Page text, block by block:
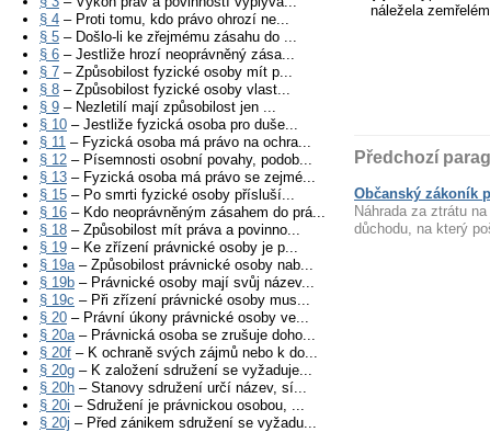
§ 4 – Proti tomu, kdo právo ohrozí ne...
§ 5 – Došlo-li ke zřejmému zásahu do ...
§ 6 – Jestliže hrozí neoprávněný zása...
§ 7 – Způsobilost fyzické osoby mít p...
§ 8 – Způsobilost fyzické osoby vlast...
§ 9 – Nezletilí mají způsobilost jen ...
§ 10 – Jestliže fyzická osoba pro duše...
§ 11 – Fyzická osoba má právo na ochra...
§ 12 – Písemnosti osobní povahy, podob...
§ 13 – Fyzická osoba má právo se zejmé...
§ 15 – Po smrti fyzické osoby přísluší...
§ 16 – Kdo neoprávněným zásahem do prá...
§ 18 – Způsobilost mít práva a povinno...
§ 19 – Ke zřízení právnické osoby je p...
§ 19a– Způsobilost právnické osoby nab...
§ 19b – Právnické osoby mají svůj název...
§ 19c – Při zřízení právnické osoby mus...
§ 20 – Právní úkony právnické osoby ve...
§ 20a– Právnická osoba se zrušuje doho...
§ 20f – K ochraně svých zájmů nebo k do...
§ 20g – K založení sdružení se vyžaduje...
§ 20h – Stanovy sdružení určí název, sí...
§ 20i – Sdružení je právnickou osobou, ...
§ 20j – Před zánikem sdružení se vyžadu...
náležela
Předchozí
Občanský zákoník
Náhrada za ztrátu
důchodu, na který